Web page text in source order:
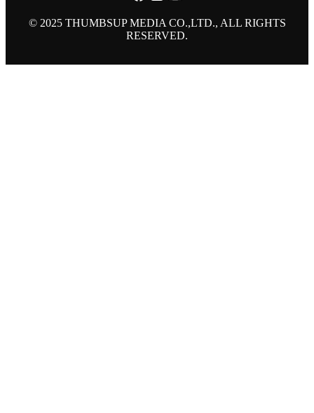
© 2025 THUMBSUP MEDIA CO.,LTD., ALL RIGHTS
RESERVED.